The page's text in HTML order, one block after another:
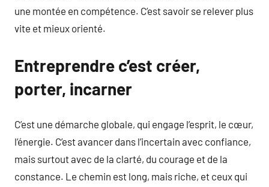
une montée en compétence. C’est savoir se relever plus
vite et mieux orienté.
Entreprendre c’est créer,
porter, incarner
C’est une démarche globale, qui engage l’esprit, le cœur,
l’énergie. C’est avancer dans l’incertain avec confiance,
mais surtout avec de la clarté, du courage et de la
constance. Le chemin est long, mais riche, et ceux qui